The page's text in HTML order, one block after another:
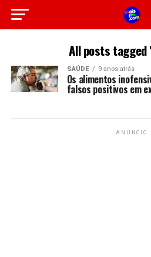
All posts tagged
SAÚDE 9 anos atrás
Os alimentos
falsos positivos em
ANÚNCIO